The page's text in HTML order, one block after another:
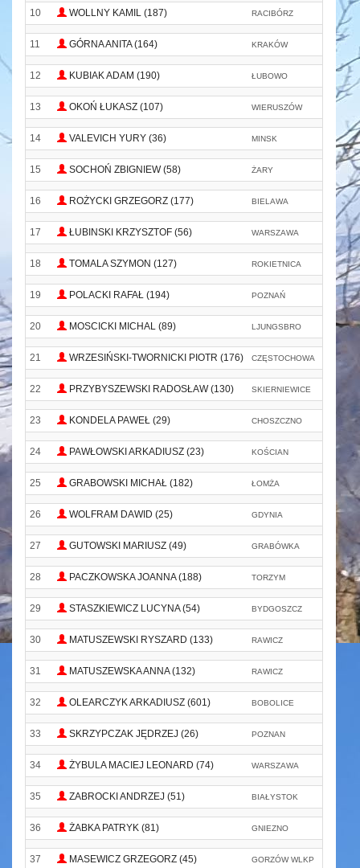
10 WOLLNY KAMIL (187) RACIBÓRZ
11 GÓRNA ANITA (164) KRAKÓW
12 KUBIAK ADAM (190) ŁUBOWO
13 OKOŃ ŁUKASZ (107) WIERUSZÓW
14 VALEVICH YURY (36) MINSK
15 SOCHOŃ ZBIGNIEW (58) ŻARY
16 ROŻYCKI GRZEGORZ (177) BIELAWA
17 ŁUBINSKI KRZYSZTOF (56) WARSZAWA
18 TOMALA SZYMON (127) ROKIETNICA
19 POLACKI RAFAŁ (194) POZNAŃ
20 MOSCICKI MICHAL (89) LJUNGSBRO
21 WRZESIŃSKI-TWORNICKI PIOTR (176) CZĘSTOCHOWA
22 PRZYBYSZEWSKI RADOSŁAW (130) SKIERNIEWICE
23 KONDELA PAWEŁ (29) CHOSZCZNO
24 PAWŁOWSKI ARKADIUSZ (23) KOŚCIAN
25 GRABOWSKI MICHAŁ (182) ŁOMŻA
26 WOLFRAM DAWID (25) GDYNIA
27 GUTOWSKI MARIUSZ (49) GRABÓWKA
28 PACZKOWSKA JOANNA (188) TORZYM
29 STASZKIEWICZ LUCYNA (54) BYDGOSZCZ
30 MATUSZEWSKI RYSZARD (133) RAWICZ
31 MATUSZEWSKA ANNA (132) RAWICZ
32 OLEARCZYK ARKADIUSZ (601) BOBOLICE
33 SKRZYPCZAK JĘDRZEJ (26) POZNAN
34 ŻYBULA MACIEJ LEONARD (74) WARSZAWA
35 ZABROCKI ANDRZEJ (51) BIAŁYSTOK
36 ŻABKA PATRYK (81) GNIEZNO
37 MASEWICZ GRZEGORZ (45) GORZÓW WLKP